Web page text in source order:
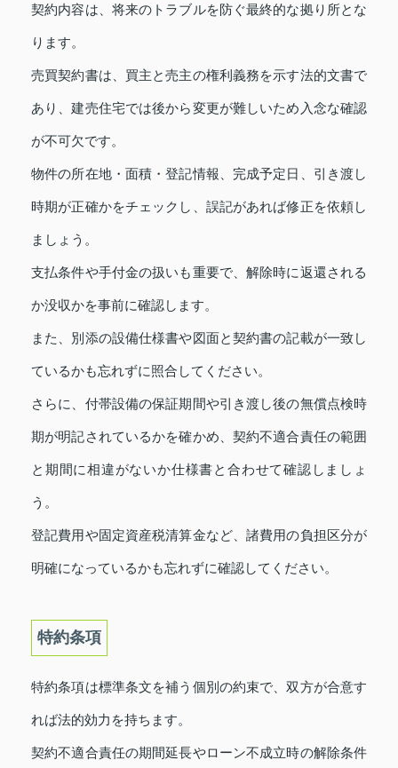
契約内容は、将来のトラブルを防ぐ最終的な拠り所とな
ります。
売買契約書は、買主と売主の権利義務を示す法的文書で
あり、建売住宅では後から変更が難しいため入念な確認
が不可欠です。
物件の所在地・面積・登記情報、完成予定日、引き渡し
時期が正確かをチェックし、誤記があれば修正を依頼し
ましょう。
支払条件や手付金の扱いも重要で、解除時に返還される
か没収かを事前に確認します。
また、別添の設備仕様書や図面と契約書の記載が一致し
ているかも忘れずに照合してください。
さらに、付帯設備の保証期間や引き渡し後の無償点検時
期が明記されているかを確かめ、契約不適合責任の範囲
と期間に相違がないか仕様書と合わせて確認しましょ
う。
登記費用や固定資産税清算金など、諸費用の負担区分が
明確になっているかも忘れずに確認してください。
特約条項
特約条項は標準条文を補う個別の約束で、双方が合意す
れば法的効力を持ちます。
契約不適合責任の期間延長やローン不成立時の解除条件